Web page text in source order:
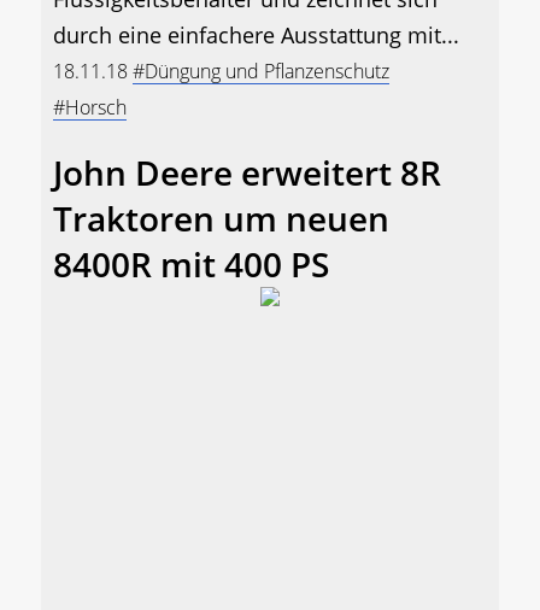
durch eine einfachere Ausstattung mit...
18.11.18#Düngung und Pflanzenschutz
#Horsch
John Deere erweitert 8R
Traktoren um neuen
8400R mit 400 PS